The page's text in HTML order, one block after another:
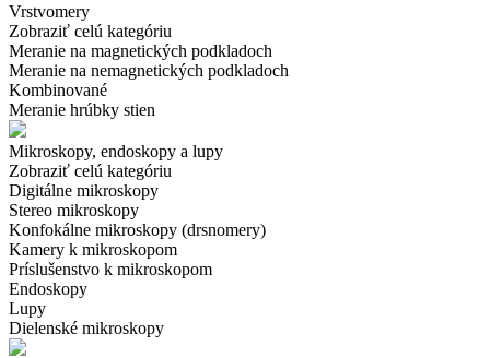
Vrstvomery
Zobraziť celú kategóriu
Meranie na magnetických podkladoch
Meranie na nemagnetických podkladoch
Kombinované
Meranie hrúbky stien
Mikroskopy, endoskopy a lupy
Zobraziť celú kategóriu
Digitálne mikroskopy
Stereo mikroskopy
Konfokálne mikroskopy (drsnomery)
Kamery k mikroskopom
Príslušenstvo k mikroskopom
Endoskopy
Lupy
Dielenské mikroskopy